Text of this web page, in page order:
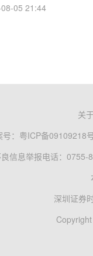
05 21:44
关
： 粤ICP备09109218
信息举报电话：0755-
深圳证券